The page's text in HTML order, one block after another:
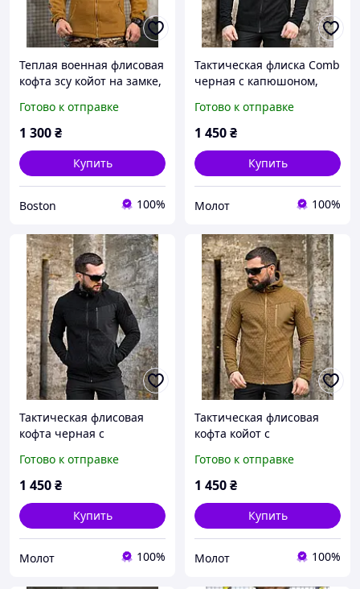
Теплая военная флисовая
кофта зсу койот на замке,
теплая армейская флиска
зсу _M2_zx8c
Готово к отправке
1 300₴
Купить
Boston 100%
Тактическая флиска Comb
черная с капюшоном,
флисе черная, армейская
флиска black соты
Готово к отправке
1 450₴
Купить
Молот 100%
Тактическая флисовая
кофта черная с
военная кофта на флисе
черная армейская флиска
Готово к отправке
1 450₴
Купить
Молот 100%
Тактическая флисовая
кофта койот с
военная кофта на флисе
койот, армейская флиска
Готово к отправке
1 450₴
Купить
Молот 100%